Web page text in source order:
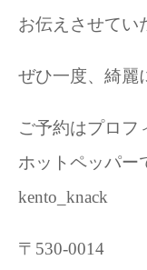
お伝えさせてい
ぜひ一度、綺麗
ご予約はプロフ
ホットペッパー
kento_knack
〒530-0014